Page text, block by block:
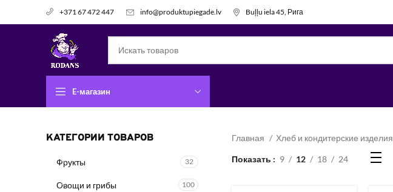
+371 67 472 447 info@produktupiegade.lv Buļļu iela 45, Рига
E-магазин
КАТЕГОРИИ ТОВАРОВ
Фрукты 32
Овощи и грибы 100
Главная Хлеб и кондитерские изделия
Показать 9 12 18 24